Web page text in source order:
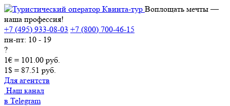
Воплощать мечты —
наша профессия!
+7 (495) 933-08-03 +7 (800) 700-46-15
пн-пт: 10 - 19
?
1€ = 101.00 руб.
1$ = 87.51 руб.
Для агентств
Наш канал
в Telegram